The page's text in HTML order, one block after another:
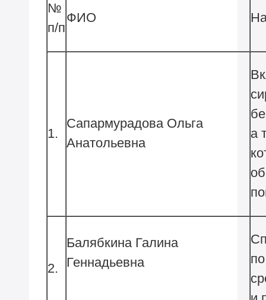
№
п/п
ФИО
1.
Сапармурадова Ольга
Анатольевна
а
2.
Балябкина Галина
Геннадьевна